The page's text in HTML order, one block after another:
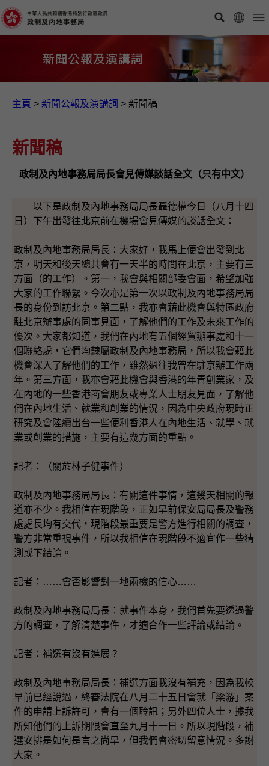
主頁 > 新聞公報及演講詞 > 新聞稿
新聞稿
政制及內地事務局局長會見傳媒談話全文（只有中文）
以下是政制及內地事務局局長聶德權今日（八月十四
日）下午出發往北京前在機場會見傳媒的談話全文：
政制及內地事務局局長：大家好，我馬上便會出發到北
京，明天和後天總共會有一天半的時間在北京，主要有三
方面（的工作）。第一，我會與相關部委會面，希望加強
大家的工作聯繫。今次亦是第一次以政制及內地事務局局
長的身份到訪北京。第二點，我亦會藉此機會與特區政府
駐北京辦事處的同事見面，了解他們的工作及未來工作的
優次。大家都知道，我們在內地有五個經貿辦事處和十一
個聯絡處，它們均隸屬政制及內地事務局，所以我會藉此
機會深入了解他們的工作，雖然過往我曾在駐京辦工作兩
年。第三方面，我亦會藉此機會與香港的年青創業家，及
在內地的一些香港商會朋友或專業人士朋友見面，了解他
們在內地生活、就業和創業的情況，因為中央政府現時正
研究及會陸續出台一些便利香港人在內地生活、就學、就
業或創業的措施，主要有這幾方面的重點。
記者：（關於林子健事件）
政制及內地事務局局長：有關這件事情，這幾天相關的報
道亦不少。我相信在現階段，正如早前保安局局長及警務
處處長均有交代，現階段最重要是警方進行相關的調查，
警方非常重視事件，所以我相信在現階段不適宜作一些猜
測或下結論。
記者：……會否影響對一地兩檢的信心……
政制及內地事務局局長：就事件本身，我們首先要透過警
方的調查，了解清楚事件，才適合作一些評論或結論。
記者：補選有沒有進展？
政制及內地事務局局長：補選方面我沒有補充，因為我較
早前已經說過，終審法院在八月二十五日會就「梁游」案
件的申請上訴許可，會有一個聆訊；另外四位人士，據我
所知他們的上訴期限會直至九月十一日。所以現階段，補
選安排是如何是言之尚早，但我們會密切留意情況。多謝
大家。